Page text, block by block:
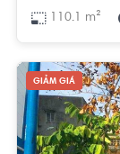
110.1 m²
GIẢM GIÁ